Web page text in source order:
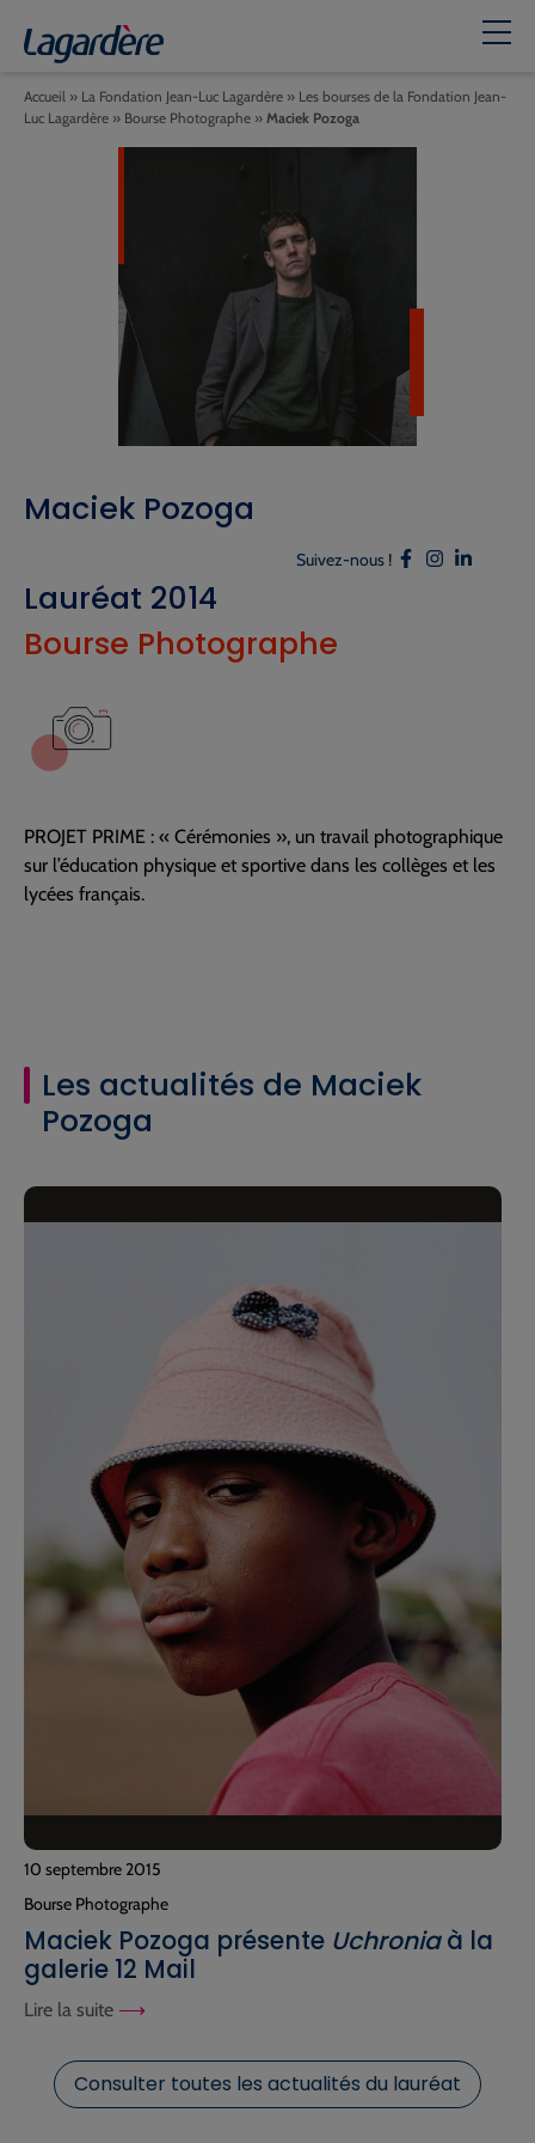
Maciek Pozoga
Accueil » La Fondation Jean-Luc Lagardère » Les bourses de la Fondation Jean-
Luc Lagardère » Bourse Photographe » Maciek Pozoga
Suivez-nous !
Lauréat 2014
Bourse Photographe
PROJET PRIME : « Cérémonies », un travail photographique
sur l’éducation physique et sportive dans les collèges et les
lycées français.
Les actualités de Maciek
Pozoga
10 septembre 2015
Bourse Photographe
Maciek Pozoga présente Uchroniaà la
galerie 12 Mail
Lire la suite
Consulter toutes les actualités du lauréat